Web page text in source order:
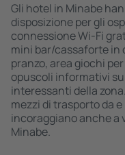
Gli hotel in Minabe
disposizione per gli
connessione Wi-Fi
mini bar/cassaforte in
pranzo, area giochi
opuscoli informativi
interessanti della
mezzi di trasporto da
incoraggiano anche a
Minabe.